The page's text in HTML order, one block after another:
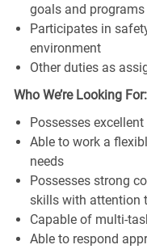
goals and programs
Participates in
environment
Other duties as
Who We’re Looking
Possesses
Able to work a
needs
Possesses strong
skills with attention
Capable of multi-
Able to respond